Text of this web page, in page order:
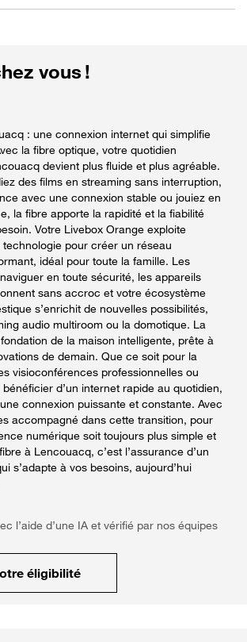
vous !
: une connexion internet qui simplifie
la fibre optique, votre quotidien
devient plus fluide et plus agréable.
des films en streaming sans interruption,
avec une connexion stable ou jouiez en
la fibre apporte la rapidité et la fiabilité
Votre Livebox Orange exploite
pour créer un réseau
idéal pour toute la famille. Les
en toute sécurité, les appareils
sans accroc et votre écosystème
s’enrichit de nouvelles possibilités,
audio multiroom ou la domotique. La
de la maison intelligente, prête à
de demain. Que ce soit pour la
visioconférences professionnelles ou
d’un internet rapide au quotidien,
connexion puissante et constante. Avec
accompagné dans cette transition, pour
numérique soit toujours plus simple et
à Lencouacq, c’est l’assurance d’un
s’adapte à vos besoins, aujourd’hui
l’aide d’une IA et vérifié par nos équipes
éligibilité